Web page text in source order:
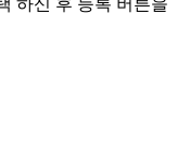
하신 후 등록 버튼을